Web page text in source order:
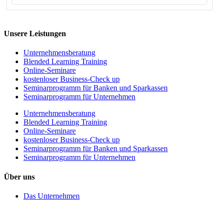
Unsere Leistungen
Unternehmens­beratung
Blended Learning Training
Online-Seminare
kostenloser Business-Check up
Seminarprogramm für Banken und Sparkassen
Seminarprogramm für Unternehmen
Unternehmens­beratung
Blended Learning Training
Online-Seminare
kostenloser Business-Check up
Seminarprogramm für Banken und Sparkassen
Seminarprogramm für Unternehmen
Über uns
Das Unternehmen